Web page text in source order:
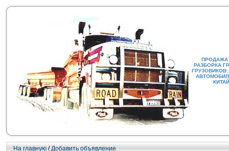
ПРОДАЖА
РАЗБОРКА
На главную /Добавить объявление